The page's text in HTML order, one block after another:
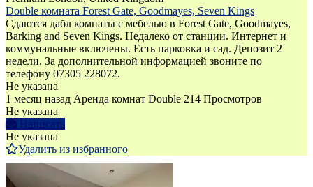
Double комната Forest Gate, Goodmayes, Seven Kings
Сдаются дабл комнаты с мебелью в Forest Gate, Goodmayes,
Barking and Seven Kings. Недалеко от станции. Интернет и
коммунальные включены. Есть парковка и сад. Депозит 2
недели. За дополнительной информацией звоните по
телефону 07305 228072.
Не указана
1 месяц назад Аренда комнат Double 214 Просмотров
Не указана
Написать
Не указана
Удалить из избранного